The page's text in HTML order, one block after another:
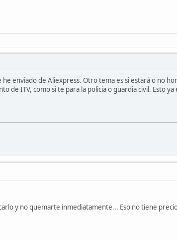
enviado de Aliexpress. Otro tema es si estará o no
ITV, como si te para la policia o guardia civil. Esto ya
y no quemarte inmediatamente... Eso no tiene